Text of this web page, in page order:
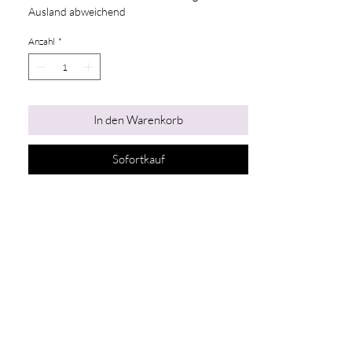
Ausland abweichend
Anzahl *
In den Warenkorb
Sofortkauf